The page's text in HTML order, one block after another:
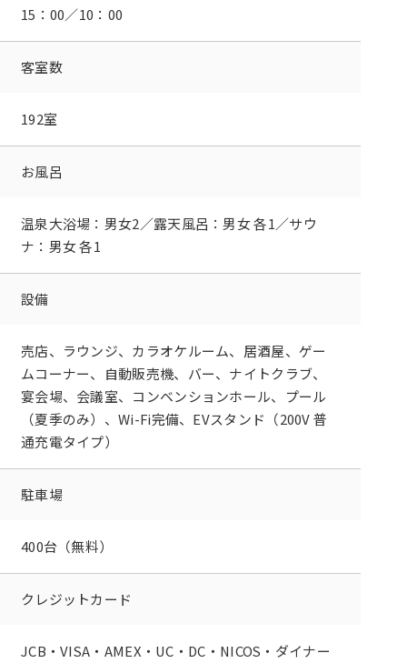
15：00／10：00
客室数
192室
お風呂
温泉大浴場：男女2／露天風呂：男女 各1／サウ
ナ：男女 各1
設備
売店、ラウンジ、カラオケルーム、居酒屋、ゲー
ムコーナー、自動販売機、バー、ナイトクラブ、
宴会場、会議室、コンベンションホール、プール
（夏季のみ）、Wi-Fi完備、EVスタンド（200V 普
通充電タイプ）
駐車場
400台（無料）
クレジットカード
JCB・VISA・AMEX・UC・DC・NICOS・ダイナー